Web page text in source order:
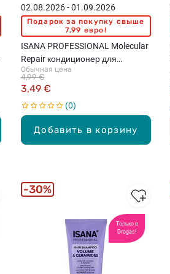
Добавить в корзину
02.08.2026 - 01.09.2026
Подарок за покупку свыше
7,99 евро!
ISANA PROFESSIONAL Molecular
Repair кондиционер для
повреждённых и ослабленных
волос, 250мл
Обычная цена
3,49 €
4,99 €
0
Только в
Drogas!
30%